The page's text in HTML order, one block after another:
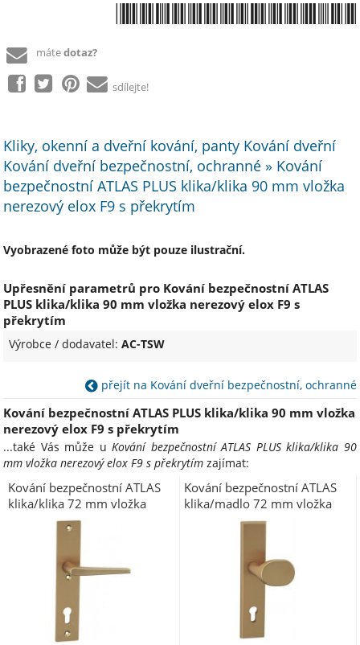
mátedotaz?
sdílejte!
Kliky, okenní a dveřní kování, panty Kování dveřní
Kování dveřní bezpečnostní, ochranné » Kování
bezpečnostní ATLAS PLUS klika/klika 90 mm vložka
nerezový elox F9 s překrytím
Vyobrazené foto může být pouze ilustrační.
Upřesnění parametrů pro Kování bezpečnostní ATLAS
PLUS klika/klika 90 mm vložka nerezový elox F9 s
překrytím
Výrobce / dodavatel:AC-TSW
přejít na Kování dveřní bezpečnostní, ochranné
Kování bezpečnostní ATLAS PLUS klika/klika 90 mm vložka
nerezový elox F9 s překrytím
...také Vás může u Kování bezpečnostní ATLAS PLUS klika/klika 90
mm vložka nerezový elox F9 s překrytím zajímat:
Kování bezpečnostní ATLAS
klika/klika 72 mm vložka
bronzový elox F4
Kování bezpečnostní ATLAS
klika/madlo 72 mm vložka
bronzový elox F4